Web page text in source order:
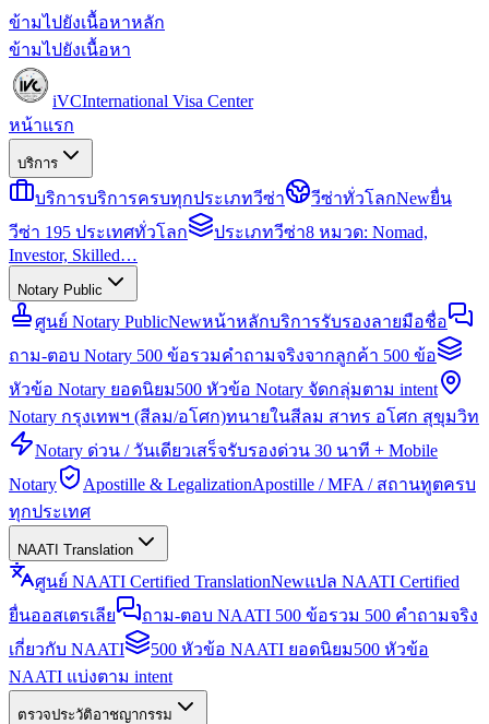
ข้ามไปยังเนื้อหาหลัก
ข้ามไปยังเนื้อหา
iVCInternational Visa Center
หน้าแรก
บริการ
บริการบริการครบทุกประเภทวีซ่า วีซ่าทั่วโลกNewยื่น
วีซ่า 195 ประเทศทั่วโลก
ประเภทวีซ่า8 หมวด: Nomad,
Investor, Skilled…
Notary Public
ศูนย์ Notary PublicNewหน้าหลักบริการรับรองลายมือชื่อ
ถาม-ตอบ Notary 500 ข้อรวมคำถามจริงจากลูกค้า 500 ข้อ
หัวข้อ Notary ยอดนิยม500 หัวข้อ Notary จัดกลุ่มตาม intent
Notary กรุงเทพฯ (สีลม/อโศก)ทนายในสีลม สาทร อโศก สุขุมวิท
Notary ด่วน / วันเดียวเสร็จรับรองด่วน 30 นาที + Mobile
Notary
Apostille & LegalizationApostille / MFA / สถานทูตครบ
ทุกประเทศ
NAATI Translation
ศูนย์ NAATI Certified TranslationNewแปล NAATI Certified
ยื่นออสเตรเลีย
ถาม-ตอบ NAATI 500 ข้อรวม 500 คำถามจริง
เกี่ยวกับ NAATI
500 หัวข้อ NAATI ยอดนิยม500 หัวข้อ
NAATI แบ่งตาม intent
ตรวจประวัติอาชญากรรม